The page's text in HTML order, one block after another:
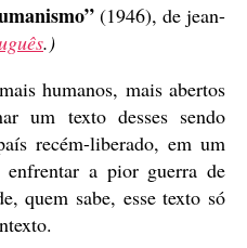
(1946), de jean-
.)
humanos, mais abertos
um texto desses sendo
recém-liberado, em um
enfrentar a pior guerra de
quem sabe, esse texto só